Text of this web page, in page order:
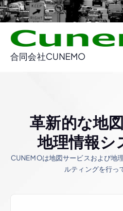
コ
ン
合同会社CUNEMO
革新的な地図
地理情報シ
CUNEMOは地図サービスおよび地
ルティングを行っ